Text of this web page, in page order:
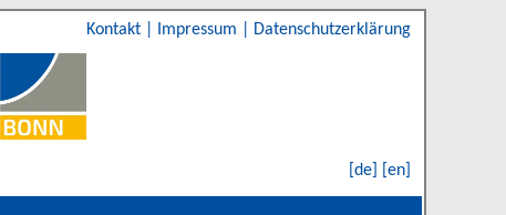
Kontakt Impressum Datenschutzerklärung
[de] [en]